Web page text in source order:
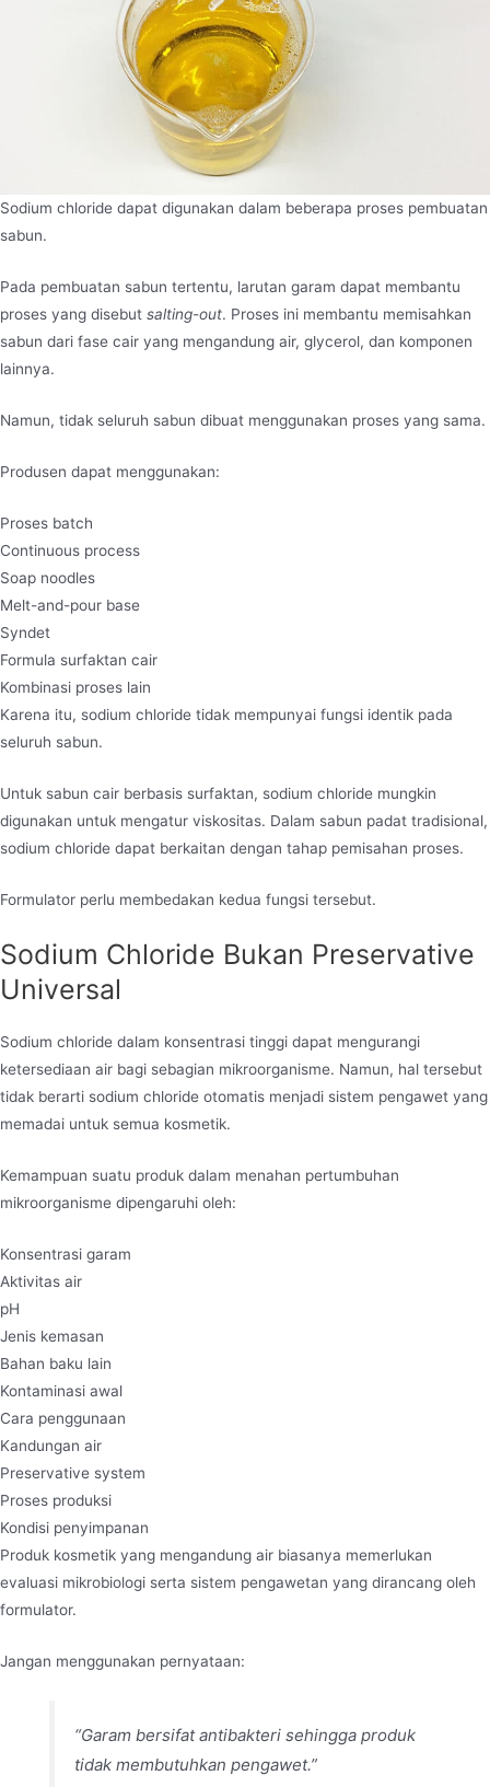
Sodium chloride dapat digunakan dalam beberapa proses pembuatan
sabun.
Pada pembuatan sabun tertentu, larutan garam dapat membantu
proses yang disebut salting-out. Proses ini membantu memisahkan
sabun dari fase cair yang mengandung air, glycerol, dan komponen
lainnya.
Namun, tidak seluruh sabun dibuat menggunakan proses yang sama.
Produsen dapat menggunakan:
Proses batch
Continuous process
Soap noodles
Melt-and-pour base
Syndet
Formula surfaktan cair
Kombinasi proses lain
Karena itu, sodium chloride tidak mempunyai fungsi identik pada
seluruh sabun.
Untuk sabun cair berbasis surfaktan, sodium chloride mungkin
digunakan untuk mengatur viskositas. Dalam sabun padat tradisional,
sodium chloride dapat berkaitan dengan tahap pemisahan proses.
Formulator perlu membedakan kedua fungsi tersebut.
Sodium Chloride Bukan Preservative
Universal
Sodium chloride dalam konsentrasi tinggi dapat mengurangi
ketersediaan air bagi sebagian mikroorganisme. Namun, hal tersebut
tidak berarti sodium chloride otomatis menjadi sistem pengawet yang
memadai untuk semua kosmetik.
Kemampuan suatu produk dalam menahan pertumbuhan
mikroorganisme dipengaruhi oleh:
Konsentrasi garam
Aktivitas air
pH
Jenis kemasan
Bahan baku lain
Kontaminasi awal
Cara penggunaan
Kandungan air
Preservative system
Proses produksi
Kondisi penyimpanan
Produk kosmetik yang mengandung air biasanya memerlukan
evaluasi mikrobiologi serta sistem pengawetan yang dirancang oleh
formulator.
Jangan menggunakan pernyataan:
“Garam bersifat antibakteri sehingga produk
tidak membutuhkan pengawet.”